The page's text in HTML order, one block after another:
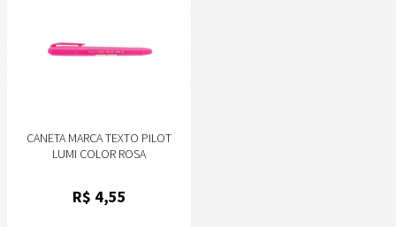
CANETA MARCA TEXTO PILOT
LUMI COLOR ROSA
R$ 4,55